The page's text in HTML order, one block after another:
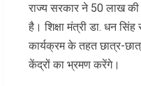
राज्य सरकार ने 50 लाख
है। शिक्षा मंत्री डा. धन
कार्यक्रम के तहत छात्र-
केंद्रों का भ्रमण करेंगे।